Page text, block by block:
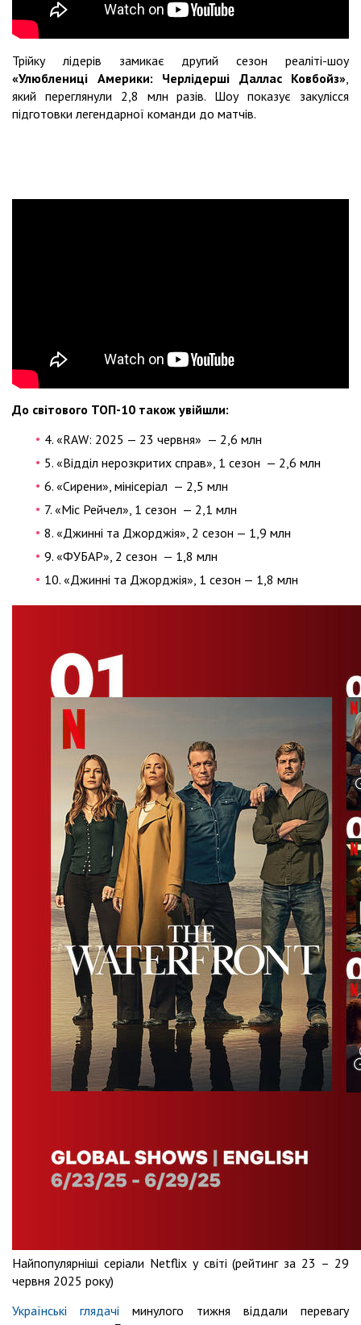
Трійку лідерів замикає другий сезон реаліті-шоу
«Улюблениці Америки: Черлідерші Даллас Ковбойз»
який переглянули 2,8 млн разів. Шоу показує закулісся
підготовки легендарної команди до матчів.
До світового ТОП-10 також увійшли:
4. «RAW: 2025 — 23 червня» — 2,6 млн
5. «Відділ нерозкритих справ», 1 сезон — 2,6 млн
6. «Сирени», мінісеріал — 2,5 млн
7. «Міс Рейчел», 1 сезон — 2,1 млн
8. «Джинні та Джорджія», 2 сезон — 1,9 млн
9. «ФУБАР», 2 сезон — 1,8 млн
10. «Джинні та Джорджія», 1 сезон — 1,8 млн
Найпопулярніші серіали Netflix у світі (рейтинг за 23 – 29
червня 2025 року)
Українські глядачі минулого тижня віддали перевагу